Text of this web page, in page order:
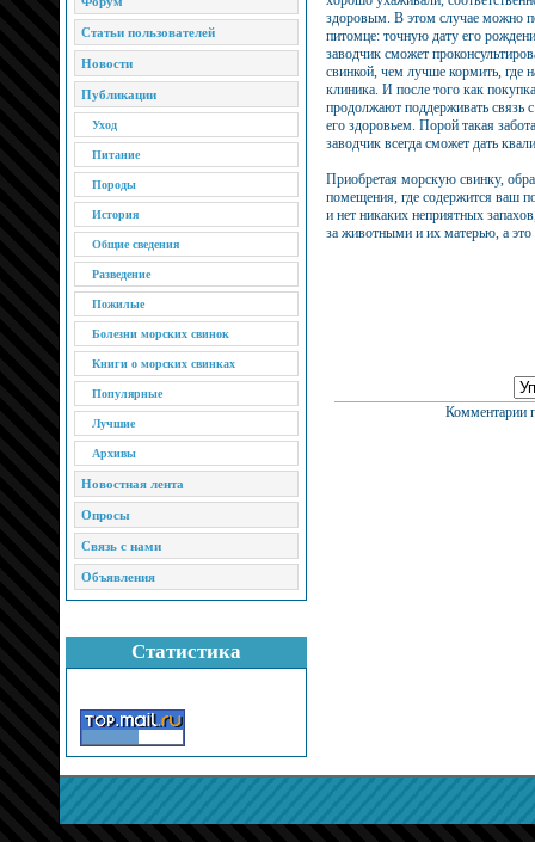
Статьи пользователей
Новости
Публикации
Уход
Питание
Породы
История
Общие сведения
Разведение
Пожилые
Болезни морских свинок
Книги о морских свинках
Популярные
Лучшие
Архивы
Новостная лента
Опросы
Связь с нами
Объявления
Статистика
здоровым. В этом случае можно
питомце: точную дату его
заводчик сможет
свинкой, чем лучше кормить, где
клиника. И после того как
продолжают поддерживать связь
его здоровьем. Порой такая
заводчик всегда сможет дать
Приобретая морскую свинку,
помещения, где содержится ваш
и нет никаких неприятных
за животными и их матерью, а это
Комментарии